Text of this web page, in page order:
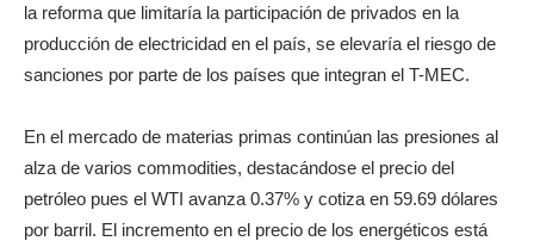
la reforma que limitaría la participación de privados en la
producción de electricidad en el país, se elevaría el riesgo de
sanciones por parte de los países que integran el T-MEC.
En el mercado de materias primas continúan las presiones al
alza de varios commodities, destacándose el precio del
petróleo pues el WTI avanza 0.37% y cotiza en 59.69 dólares
por barril. El incremento en el precio de los energéticos está